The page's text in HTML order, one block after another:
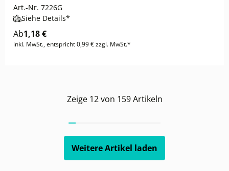
Art.-Nr. 7226G
Siehe Details*
Ab1,18 €
inkl. MwSt., entspricht 0,99 € zzgl. MwSt.*
Zeige 12von 159Artikeln
Weitere Artikel laden